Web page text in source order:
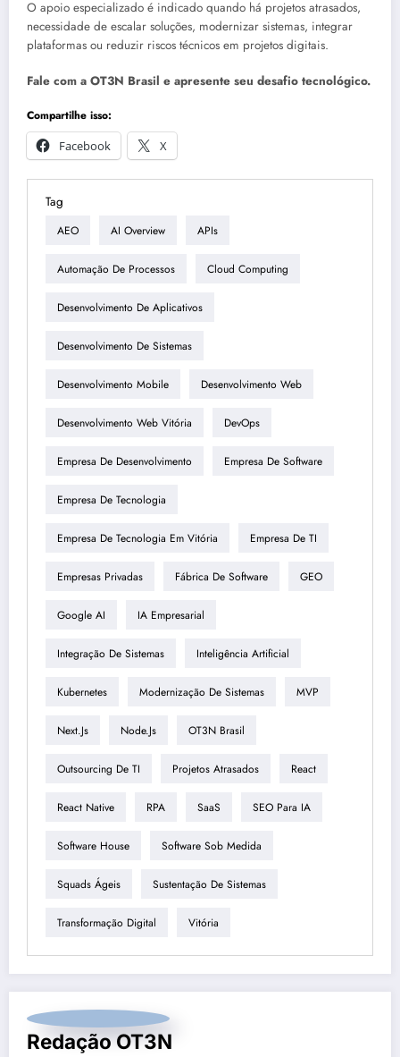
O apoio especializado é indicado quando há projetos atrasados,
necessidade de escalar soluções, modernizar sistemas, integrar
plataformas ou reduzir riscos técnicos em projetos digitais.
Fale com a OT3N Brasil e apresente seu desafio tecnológico.
Compartilhe isso:
Facebook
X
Tag
AEO AI Overview APIs
Automação De Processos Cloud Computing
Desenvolvimento De Aplicativos
Desenvolvimento De Sistemas
Desenvolvimento Mobile Desenvolvimento Web
Desenvolvimento Web Vitória DevOps
Empresa De Desenvolvimento Empresa De Software
Empresa De Tecnologia
Empresa De Tecnologia Em Vitória Empresa De TI
Empresas Privadas Fábrica De Software GEO
Google AI IA Empresarial
Integração De Sistemas Inteligência Artificial
Kubernetes Modernização De Sistemas MVP
Next.js Node.js OT3N Brasil
Outsourcing De TI Projetos Atrasados React
React Native RPA SaaS SEO Para IA
Software House Software Sob Medida
Squads Ágeis Sustentação De Sistemas
Transformação Digital Vitória
Redação OT3N